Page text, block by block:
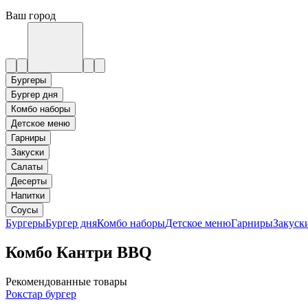
Ваш город
Бургеры
Бургер дня
Комбо наборы
Детское меню
Гарниры
Закуски
Салаты
Десерты
Напитки
Соусы
БургерыБургер дняКомбо наборыДетское менюГарниры
Комбо Кантри BBQ
Рекомендованные товары
Рокстар бургер